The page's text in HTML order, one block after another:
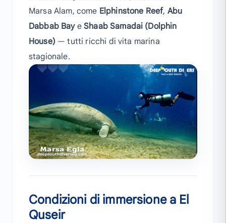
Marsa Alam, come Elphinstone Reef, Abu
Dabbab BayeShaab Samadai (Dolphin
House) — tutti ricchi di vita marina
stagionale.
Condizioni di immersione a El
Quseir